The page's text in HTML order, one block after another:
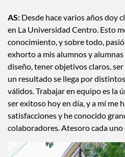
AS: Desde hace varios años doy
en La Universidad Centro. Esto
conocimiento, y sobre todo,
exhorto a mis alumnos y alumnas
diseño, tener objetivos claros, ser
un resultado se llega por
válidos. Trabajar en equipo es la
ser exitoso hoy en día, y a mí me
satisfacciones y he conocido